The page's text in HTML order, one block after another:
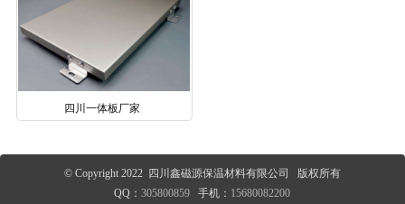
四川一体板厂家
© Copyright 2022 四川鑫磁源保温材料有限公司 版权所有
QQ：305800859 手机： 15680082200